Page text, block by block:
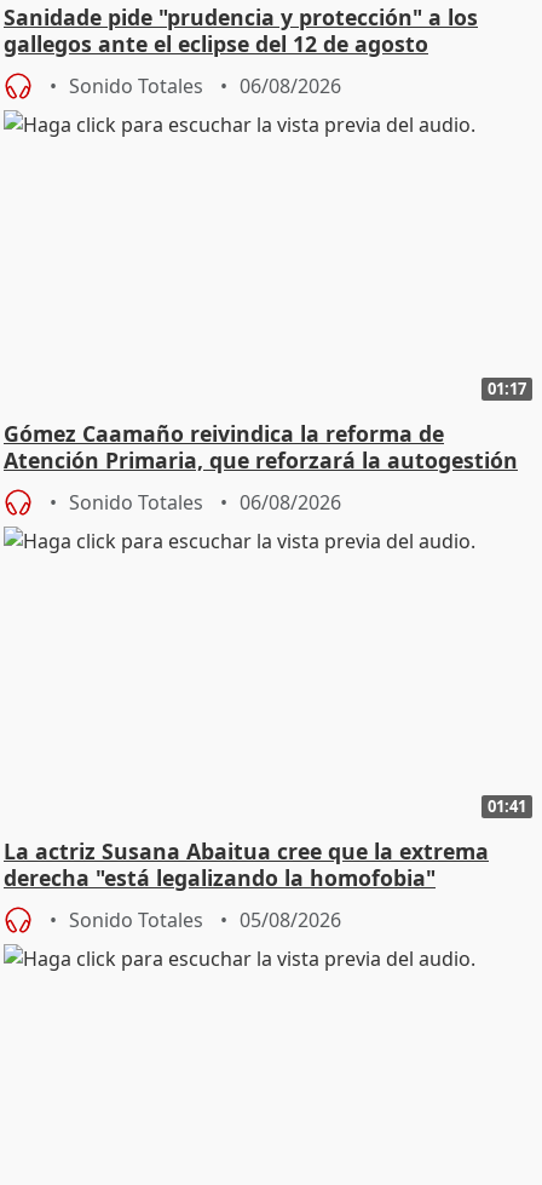
Sanidade pide "prudencia y protección" a los
gallegos ante el eclipse del 12 de agosto
Sonido Totales 06/08/2026
01:17
Gómez Caamaño reivindica la reforma de
Atención Primaria, que reforzará la autogestión
Sonido Totales 06/08/2026
01:41
La actriz Susana Abaitua cree que la extrema
derecha "está legalizando la homofobia"
Sonido Totales 05/08/2026